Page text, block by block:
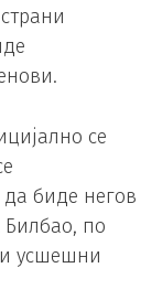
се
биде негов
Билбао, по
усшешни